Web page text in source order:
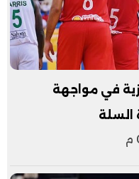
في مواجهة
السلة